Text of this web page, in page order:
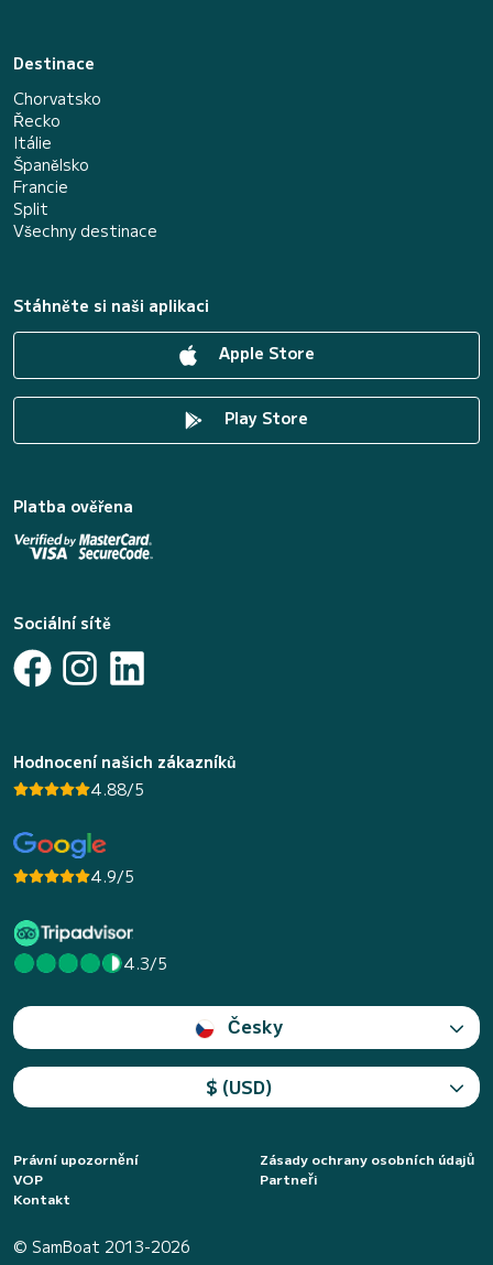
Destinace
Chorvatsko
Řecko
Itálie
Španělsko
Francie
Split
Všechny destinace
Stáhněte si naši aplikaci
Apple Store
Play Store
Platba ověřena
Sociální sítě
Hodnocení našich zákazníků
4.88/5
4.9/5
4.3/5
Česky
$ (USD)
Právní upozornění
Zásady ochrany osobních údajů
VOP
Partneři
Kontakt
© SamBoat 2013-2026